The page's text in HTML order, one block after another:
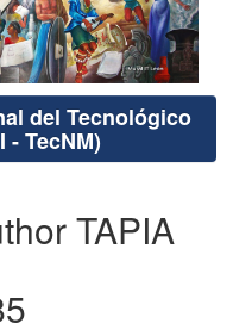
del Tecnológico
- TecNM)
TAPIA